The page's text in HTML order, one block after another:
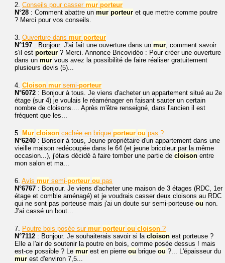
2. Conseils pour casser mur porteur
N°28 : Comment abattre un mur porteur et que mettre comme poutre
? Merci pour vos conseils.
3. Ouverture dans mur porteur
N°197 : Bonjour. J'ai fait une ouverture dans un mur , comment savoir
s'il est porteur ? Merci. Annonce Bricovidéo : Pour créer une ouverture
dans un mur vous avez la possibilité de faire réaliser gratuitement
plusieurs devis (5)...
4. Cloison mur semi-porteur
N°6072 : Bonjour à tous. Je viens d'acheter un appartement situé au 2e
étage (sur 4) je voulais le réaménager en faisant sauter un certain
nombre de cloisons.... Après m'être renseigné, dans l'ancien il est
fréquent que les...
5. Mur cloison cachée en brique porteur ou pas ?
N°6240 : Bonsoir à tous, Jeune propriétaire d'un appartement dans une
vieille maison redécoupée dans le 64 (et jeune bricoleur par la même
occasion...), j'étais décidé à faire tomber une partie de cloison entre
mon salon et ma...
6. Avis mur semi-porteur ou pas
N°6767 : Bonjour. Je viens d'acheter une maison de 3 étages (RDC, 1er
étage et comble aménagé) et je voudrais casser deux cloisons au RDC
qui ne sont pas porteuse mais j'ai un doute sur semi-porteuse ou non.
J'ai cassé un bout...
7. Poutre bois posée sur mur porteur ou cloison ?
N°7112 : Bonjour. Je souhaiterais savoir si la cloison est porteuse ?
Elle a l'air de soutenir la poutre en bois, comme posée dessus ! mais
est-ce possible ? Le mur est en pierre ou brique ou ?... L'épaisseur du
mur est d'environ 7,5...